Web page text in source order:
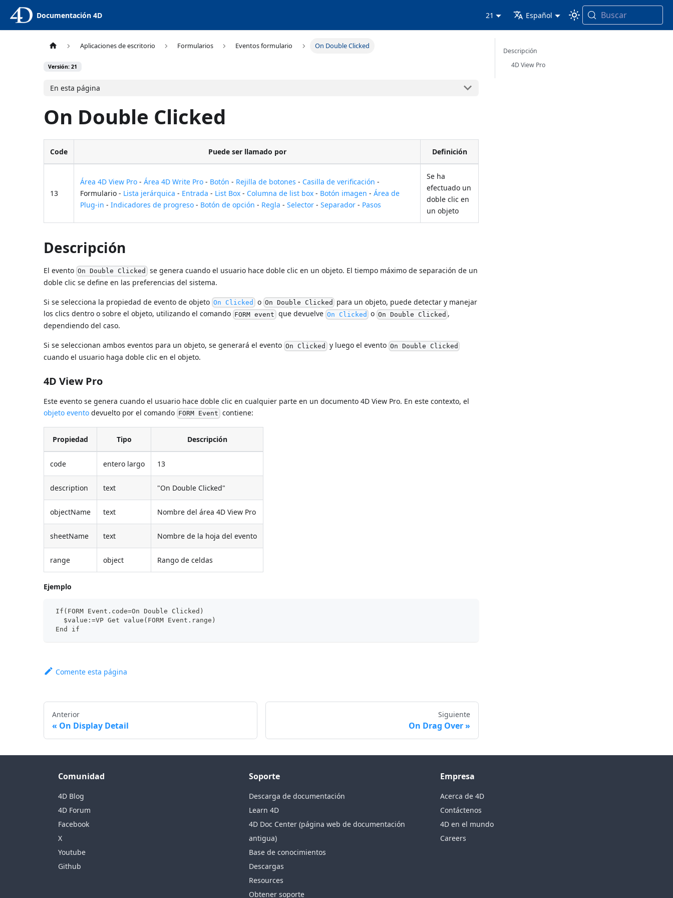
Documentación 4D 21 Español Buscar
Aplicaciones de escritorio Formularios Eventos formulario On Double Clicked
Versión: 21
En esta página
On Double Clicked
Code Puede ser llamado por Definición
13
Área 4D View Pro -Área 4D Write Pro - Botón - Rejilla de botones - Casilla de verificación -
Formulario - Lista jerárquica - Entrada - List Box - Columna de list box - Botón imagen -Área de
Plug-in -Indicadores de progreso - Botón de opción - Regla -Selector -Separador - Pasos
Se ha
efectuado un
doble clic en
un objeto
Descripción
El evento On Double Clicked se genera cuando el usuario hace doble clic en un objeto. El tiempo máximo de separación de un
doble clic se define en las preferencias del sistema.
Si se selecciona la propiedad de evento de objeto On Clicked o On Double Clicked para un objeto, puede detectar y manejar
los clics dentro o sobre el objeto, utilizando el comando FORM event que devuelve On Clicked o On Double Clicked ,
dependiendo del caso.
Si se seleccionan ambos eventos para un objeto, se generará el evento On Clicked y luego el evento On Double Clicked
cuando el usuario haga doble clic en el objeto.
4D View Pro
Este evento se genera cuando el usuario hace doble clic en cualquier parte en un documento 4D View Pro. En este contexto, el
objeto evento devuelto por el comando FORM Event contiene:
Propiedad Tipo Descripción
code entero largo 13
description text "On Double Clicked"
objectName text Nombre del área 4D View Pro
sheetName text Nombre de la hoja del evento
range object Rango de celdas
Ejemplo
If(FORM Event.code=On Double Clicked)
   $value:=VP Get value(FORM Event.range)
End if
Comente esta página
Anterior
On Display Detail
Siguiente
On Drag Over
Descripción
4D View Pro
Comunidad
4D Blog
4D Forum
Facebook
X
Youtube
Github
Soporte
Descarga de documentación
Learn 4D
4D Doc Center (página web de documentación
antigua)
Base de conocimientos
Descargas
Resources
Obtener soporte
Empresa
Acerca de 4D
Contáctenos
4D en el mundo
Careers